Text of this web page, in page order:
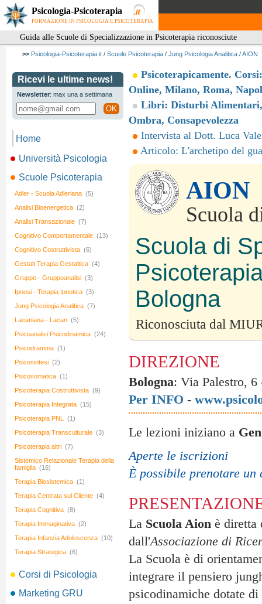
Psicologia-Psicoterapia
FORMAZIONE IN PSICOLOGIA E PSICOTERAPIA
Guida alle Scuole di Specializzazione in Psicoterapia riconosciute
>> Psicologia-Psicoterapia.it/ Scuole Psicoterapia/ Jung Psicologia Analitica/AION
Ricevi le ultime news!
Newsletter: max una a settimana
OK
Home
Università Psicologia
Scuole Psicoterapia
Adler - Scuola Adleriana (5)
Analisi Bioenergetica (2)
Analisi Transazionale (7)
Cognitivo Comportamentale (13)
Cognitivo Costruttivista (6)
Gestalt Terapia Gestaltica (4)
Gruppo - Gruppoanalisi (3)
Ipnosi - Terapia Ipnotica (3)
Jung Psicologia Analitica (7)
Lacaniana - Lacan (5)
Psicoanalisi Psicodinamica (24)
Psicodramma (1)
Psicosintesi (2)
Psicosomatica (1)
Psicoterapia Costruttivista (9)
Psicoterapia Integrata (15)
Psicoterapia PNL
(1)
Psicoterapia Transculturale (3)
Psicoterapia altri (7)
Sistemico Relazionale Terapia della
famiglia (16)
Terapia Biosistemica (1)
Terapia Centrata sul Cliente (4)
Terapia Cognitiva (8)
Terapia Immaginativa (2)
Terapia Infanzia Adolescenza (10)
Terapia Strategica (6)
Corsi di Psicologia
Marketing GRU
Psicoterapicamente.
Online, Milano, Roma,
Libri: Disturbi Alimentari,
Ombra, Consapevolezza
Intervista al Dott. Luca
Articolo: L'archetipo del
AION
Scuola
Scuola di
Bologna
Riconosciuta dal
DIREZIONE
Bologna: Via Palestro, 6
Per INFO -
Le lezioni iniziano a
Aperte le iscrizioni
È possibile prenotare un
La Scuola Aionè diretta
dall'Associazione di
La Scuola è di
integrare il pensiero
psicodinamiche dotate